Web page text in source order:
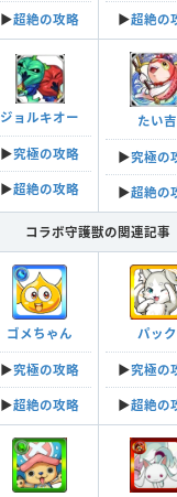
▶︎超絶の攻略 ▶︎超絶の
ジョルキオー
▶︎究極の攻略
▶︎超絶の攻略
たい吉
▶︎究極の
▶︎超絶の
コラボ守護獣の関連記事
ゴメちゃん
▶︎究極の攻略
▶︎超絶の攻略
パック
▶︎究極の
▶︎超絶の